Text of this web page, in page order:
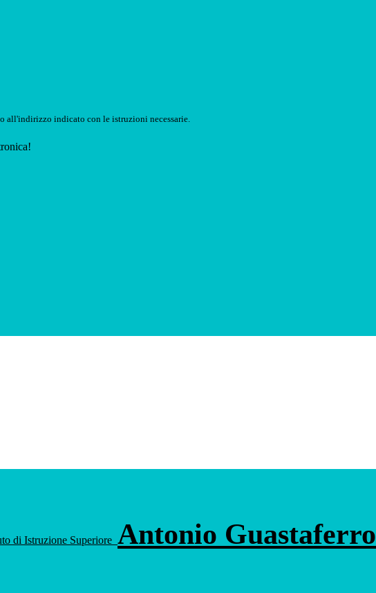
all'indirizzo indicato con le istruzioni necessarie.
di Istruzione Superiore Antonio Guastaferro